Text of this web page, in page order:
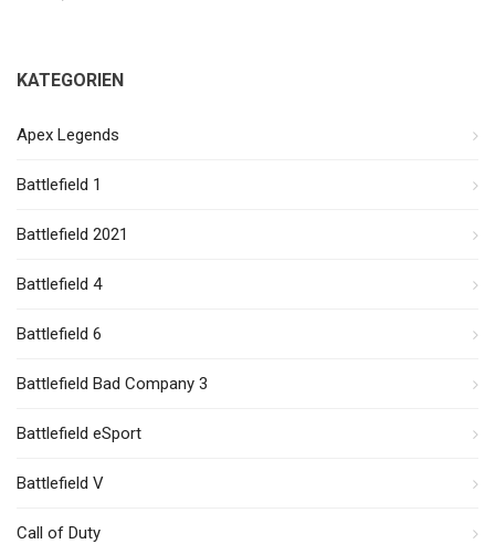
KATEGORIEN
Apex Legends
Battlefield 1
Battlefield 2021
Battlefield 4
Battlefield 6
Battlefield Bad Company 3
Battlefield eSport
Battlefield V
Call of Duty